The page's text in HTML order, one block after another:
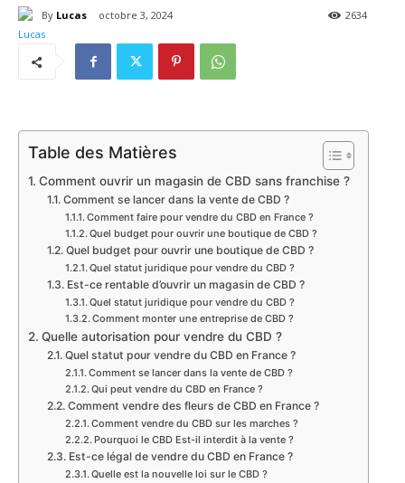
By Lucas octobre 3, 2024 2634
Table des Matières
Comment ouvrir un magasin de CBD sans franchise ?
Comment se lancer dans la vente de CBD ?
Comment faire pour vendre du CBD en France ?
Quel budget pour ouvrir une boutique de CBD ?
Quel budget pour ouvrir une boutique de CBD ?
Quel statut juridique pour vendre du CBD ?
Est-ce rentable d’ouvrir un magasin de CBD ?
Quel statut juridique pour vendre du CBD ?
Comment monter une entreprise de CBD ?
Quelle autorisation pour vendre du CBD ?
Quel statut pour vendre du CBD en France ?
Comment se lancer dans la vente de CBD ?
Qui peut vendre du CBD en France ?
Comment vendre des fleurs de CBD en France ?
Comment vendre du CBD sur les marches ?
Pourquoi le CBD Est-il interdit à la vente ?
Est-ce légal de vendre du CBD en France ?
Quelle est la nouvelle loi sur le CBD ?